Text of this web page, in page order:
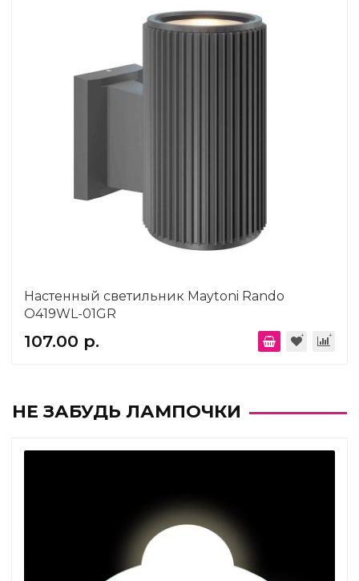
Настенный светильник Maytoni Rando
O419WL-01GR
107.00 р.
НЕ ЗАБУДЬ ЛАМПОЧКИ